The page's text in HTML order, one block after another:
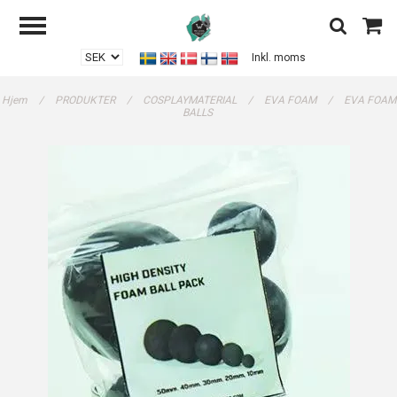
Inkl. moms
Hjem / PRODUKTER / COSPLAYMATERIAL / EVA FOAM /
EVA FOAM
BALLS